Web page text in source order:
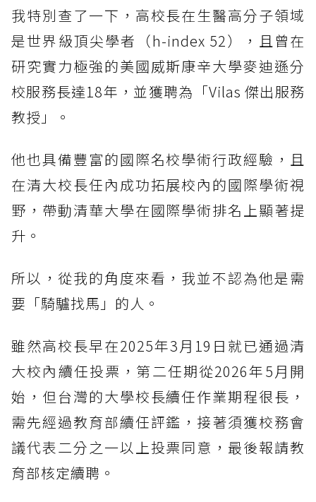
我特別查了一下，高校長在生醫高分子領域
是世界級頂尖學者（h-index 52），且曾在
研究實力極強的美國威斯康辛大學麥迪遜分
校服務長達18年，並獲聘為「Vilas 傑出服務
教授」。
他也具備豐富的國際名校學術行政經驗，且
在清大校長任內成功拓展校內的國際學術視
野，帶動清華大學在國際學術排名上顯著提
升。
所以，從我的角度來看，我並不認為他是需
要「騎驢找馬」的人。
雖然高校長早在2025年3月19日就已通過清
大校內續任投票，第二任期從2026年5月開
始，但台灣的大學校長續任作業期程很長，
需先經過教育部續任評鑑，接著須獲校務會
議代表二分之一以上投票同意，最後報請教
育部核定續聘。